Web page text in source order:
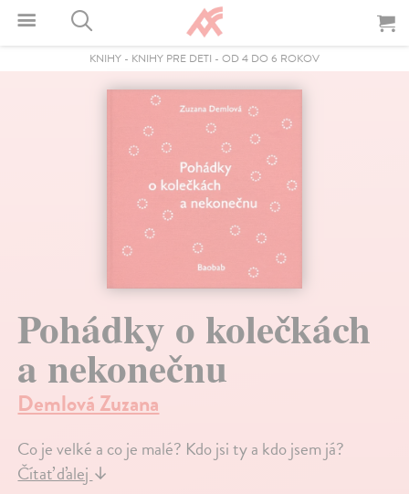
KNIHY - KNIHY PRE DETI - OD 4 DO 6 ROKOV
Pohádky o kolečkách
a nekonečnu
Demlová Zuzana
Co je velké a co je malé? Kdo jsi ty a kdo jsem já?
Čítať ďalej↓